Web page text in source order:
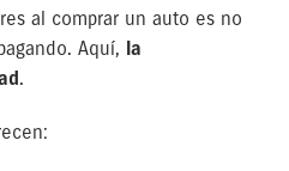
al comprar un auto es no
Aquí, la
.